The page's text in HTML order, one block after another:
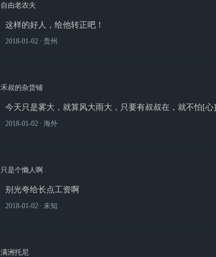
自由老农夫
这样的好人，给他转正吧！
2018-01-02 ∙ 贵州
禾叔的杂货铺
今天只是雾大，就算风大雨大，只要有叔叔在，就不怕[心]
2018-01-02 ∙ 海外
只是个懒人啊
别光夸给长点工资啊
2018-01-02 ∙ 未知
满洲托尼